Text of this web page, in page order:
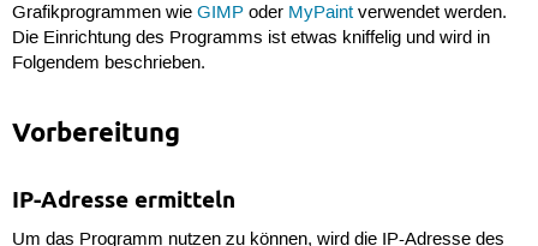
Grafikprogrammen wie GIMPoder MyPaintverwendet werden.
Die Einrichtung des Programms ist etwas kniffelig und wird in
Folgendem beschrieben.
Vorbereitung
IP-Adresse ermitteln
Um das Programm nutzen zu können, wird die IP-Adresse des